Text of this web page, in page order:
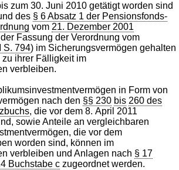
zum 30. Juni 2010 getätigt worden sind
des § 6 Absatz 1 der Pensionsfonds-
vom 21. Dezember 2001
Fassung der Verordnung vom
S. 794) im Sicherungsvermögen gehalten
ihrer Fälligkeit im
verbleiben.
in Form von
nach den §§ 230 bis 260 des
, die vor dem 8. April 2011
sowie Anteile an vergleichbaren
die vor dem
worden sind, können im
verbleiben und Anlagen nach § 17
Buchstabe c zugeordnet werden.